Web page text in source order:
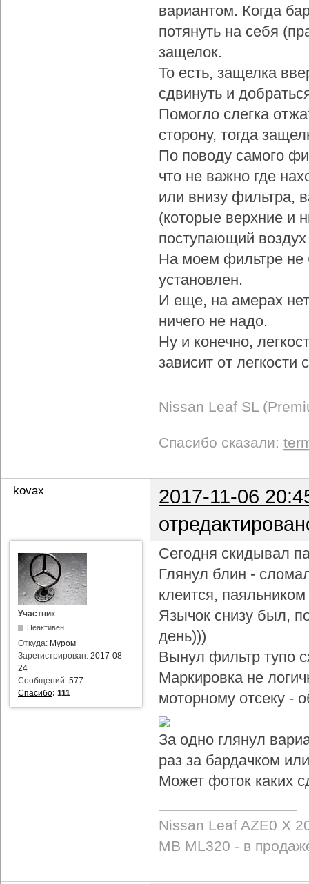
вариантом. Когда
потянуть на себя
защелок.
То есть, защелка
сдвинуть и
Помогло слегка
сторону, тогда
По поводу самого
что не важно где
или внизу фильтра,
(которые верхние и
поступающий
На моем фильтре не
установлен.
И еще, на амерах
ничего не надо.
Ну и конечно,
зависит от
Nissan Leaf SL
Спасибо сказали:
kovax
2017-11-06
Участник
Неактивен
Откуда: Муром
Зарегистрирован: 2017-08-
24
Сообщений: 577
Спасибо: 111
Сегодня скидывал
Глянул блин -
клеится,
Язычок снизу был,
день)))
Вынул фильтр тупо
Маркировка не
моторному отсеку -
За одно глянул
раз за бардачком
Может фоток каких
Nissan Leaf AZE0 X
MB ML320 - в